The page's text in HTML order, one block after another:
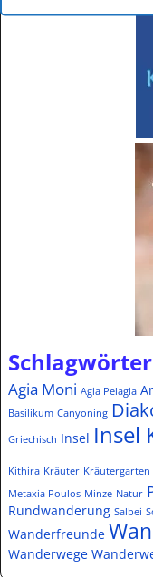
Schlagwörter
Agia Moni Agia Pelagia
Basilikum Canyoning
Griechisch Insel Insel
Kithira Kräuter Kräutergarten
Metaxia Poulos Minze Natur
Rundwanderung Salbei
Wanderfreunde
Wanderwege